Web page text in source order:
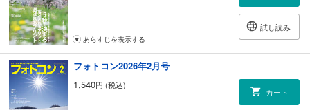
連載
138 岡嶋和幸の「写真力」アップ講座
第6回 カメラ設定を見極める
144 課題を通じてステップアップ
染谷 學の組写真教室
第3回 「好きな町」を撮る①
216 一生懸命フォトグラファー列伝
「水島章広さん」 神立尚紀
試し読み
あらすじを表示する
フォトコン2026年2月号
1,540円 (税込)
カート